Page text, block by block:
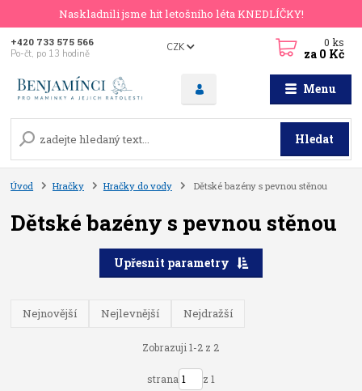
Naskladnili jsme hit letošního léta KNEDLÍČKY!
Menu
CZK
Hledat
+420 733 575 566
Po-čt, po 13 hodině
0ks
za 0 Kč
Úvod Hračky Hračky do vody Dětské bazény s pevnou stěnou
Dětské bazény s pevnou stěnou
Upřesnit parametry
Nejnovější Nejlevnější Nejdražší
Zobrazuji 1-2 z 2
strana z 1